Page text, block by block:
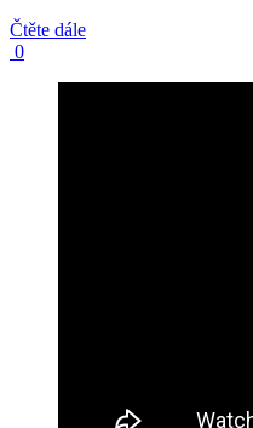
Čtěte dále
0